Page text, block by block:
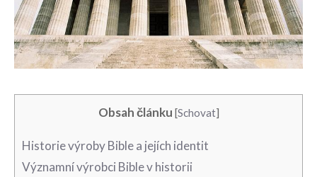
Obsah článku [Schovat]
Historie výroby Bible a‌ jejích identit
Významní výrobci Bible v historii